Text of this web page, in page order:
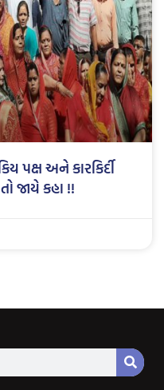
પક્ષ અને કારકિર્દી
જાયે કહા !!